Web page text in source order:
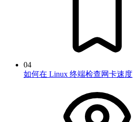
04
如何在 Linux 终端检查网卡速度